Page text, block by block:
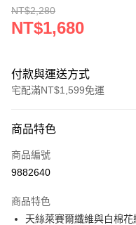
NT$2,280
NT$1,680
付款與運送方式
宅配滿NT$1,599免運
信用卡一次付款
LINE Pay
街口支付
商品特色
商品編號
9882640
商品特色
天絲萊賽爾纖維與白棉花